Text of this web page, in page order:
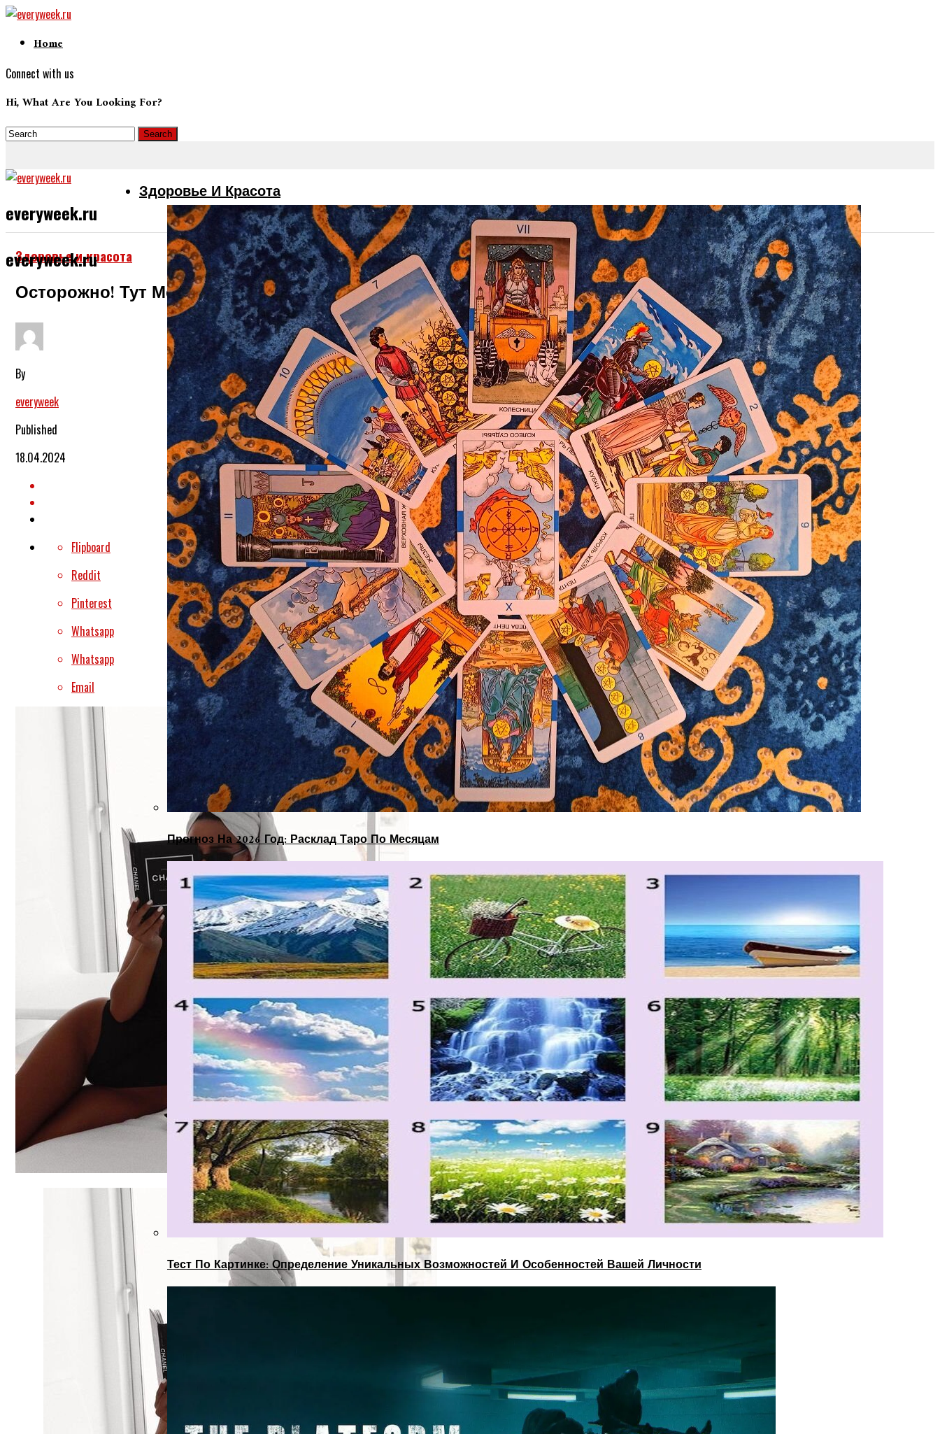
Home
Connect with us
Hi, What Are You Looking For?
everyweek.ru
everyweek.ru
Здоровье И Красота
Прогноз На 2026 Год: Расклад Таро По Месяцам
Тест По Картинке: Определение Уникальных Возможностей И Особенностей Вашей Личности
Здоровье и красота
Осторожно! Тут Можно Стать Девушкой На Миллион…
By
everyweek
Published
18.04.2024
Flipboard
Reddit
Pinterest
Whatsapp
Whatsapp
Email